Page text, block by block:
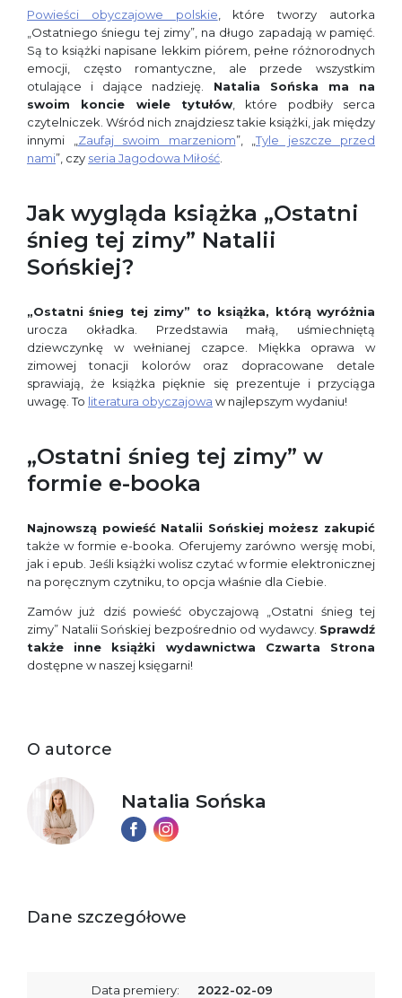
Powieści obyczajowe polskie, które tworzy autorka
„Ostatniego śniegu tej zimy”, na długo zapadają w pamięć.
Są to książki napisane lekkim piórem, pełne różnorodnych
emocji, często romantyczne, ale przede wszystkim
otulające i dające nadzieję. Natalia Sońska ma na
swoim koncie wiele tytułów, które podbiły serca
czytelniczek. Wśród nich znajdziesz takie książki, jak między
innymi „Zaufaj swoim marzeniom”, „Tyle jeszcze przed
nami”, czy seria Jagodowa Miłość.
Jak wygląda książka „Ostatni
śnieg tej zimy” Natalii
Sońskiej?
„Ostatni śnieg tej zimy” to książka, którą wyróżnia
urocza okładka. Przedstawia małą, uśmiechniętą
dziewczynkę w wełnianej czapce. Miękka oprawa w
zimowej tonacji kolorów oraz dopracowane detale
sprawiają, że książka pięknie się prezentuje i przyciąga
uwagę. To literatura obyczajowa w najlepszym wydaniu!
„Ostatni śnieg tej zimy” w
formie e-booka
Najnowszą powieść Natalii Sońskiej możesz zakupić
także w formie e-booka. Oferujemy zarówno wersję mobi,
jak i epub. Jeśli książki wolisz czytać w formie elektronicznej
na poręcznym czytniku, to opcja właśnie dla Ciebie.
Zamów już dziś powieść obyczajową „Ostatni śnieg tej
zimy” Natalii Sońskiej bezpośrednio od wydawcy. Sprawdź
także inne książki wydawnictwa Czwarta Strona
dostępne w naszej księgarni!
O autorce
Natalia Sońska
Dane szczegółowe
Data premiery: 2022-02-09